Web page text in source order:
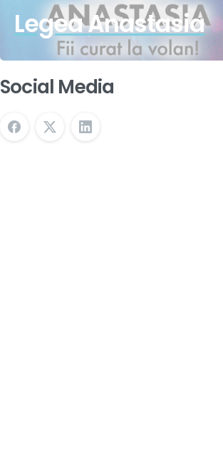
Legea Anastasia
Social Media